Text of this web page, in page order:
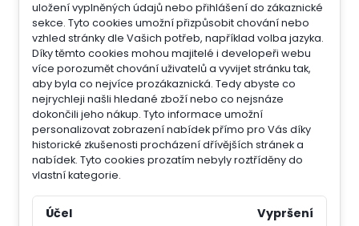
uložení vyplněných údajů nebo přihlášení do zákaznické
sekce. Tyto cookies umožní přizpůsobit chování nebo
vzhled stránky dle Vašich potřeb, například volba jazyka.
Díky těmto cookies mohou majitelé i developeři webu
více porozumět chování uživatelů a vyvijet stránku tak,
aby byla co nejvíce prozákaznická. Tedy abyste co
nejrychleji našli hledané zboží nebo co nejsnáze
dokončili jeho nákup. Tyto informace umožní
personalizovat zobrazení nabídek přímo pro Vás díky
historické zkušenosti procházení dřívějších stránek a
nabídek. Tyto cookies prozatím nebyly roztříděny do
vlastní kategorie.
Účel Vypršení